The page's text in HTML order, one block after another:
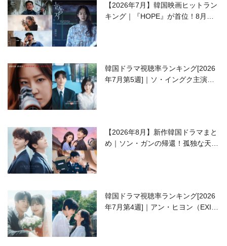
【2026年7月】韓国映画ヒットラン
キング｜『HOPE』が首位！8月公
韓国ドラマ視聴率ランキング[2026
年7月第5週]｜ソ・イングク主演の
【2026年8月】新作韓国ドラマまと
め｜ソン・ガンの帰還！孤独な天才
韓国ドラマ視聴率ランキング[2026
年7月第4週]｜アン・ヒヨン（EXID